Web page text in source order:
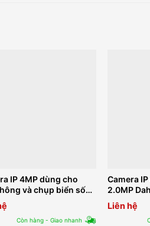
IP 4MP dùng cho
và chụp biển số
KX-E4008ITN
Còn hàng - Giao nhanh
Camera
2.0MP
Liên hệ